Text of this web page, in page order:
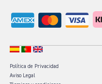
Política de Privacidad
Aviso Legal